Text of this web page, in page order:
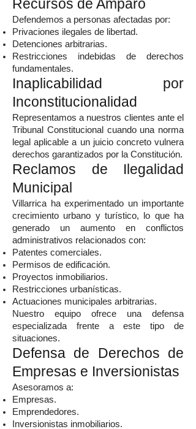
Recursos de Amparo
Defendemos a personas afectadas por:
Privaciones ilegales de libertad.
Detenciones arbitrarias.
Restricciones indebidas de derechos
fundamentales.
Inaplicabilidad por
Inconstitucionalidad
Representamos a nuestros clientes ante el
Tribunal Constitucional cuando una norma
legal aplicable a un juicio concreto vulnera
derechos garantizados por la Constitución.
Reclamos de Ilegalidad
Municipal
Villarrica ha experimentado un importante
crecimiento urbano y turístico, lo que ha
generado un aumento en conflictos
administrativos relacionados con:
Patentes comerciales.
Permisos de edificación.
Proyectos inmobiliarios.
Restricciones urbanísticas.
Actuaciones municipales arbitrarias.
Nuestro equipo ofrece una defensa
especializada frente a este tipo de
situaciones.
Defensa de Derechos de
Empresas e Inversionistas
Asesoramos a:
Empresas.
Emprendedores.
Inversionistas inmobiliarios.